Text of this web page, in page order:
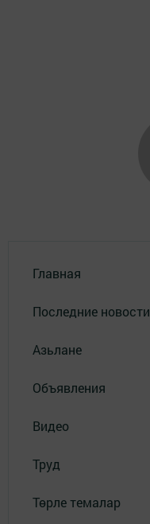
Главная
Последние новости
Азьлане
Объявления
Видео
Труд
Төрле темалар